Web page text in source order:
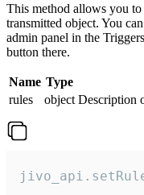
This method allows you
transmitted object. You
admin panel in the
button there.
Name Type
rules
object Description